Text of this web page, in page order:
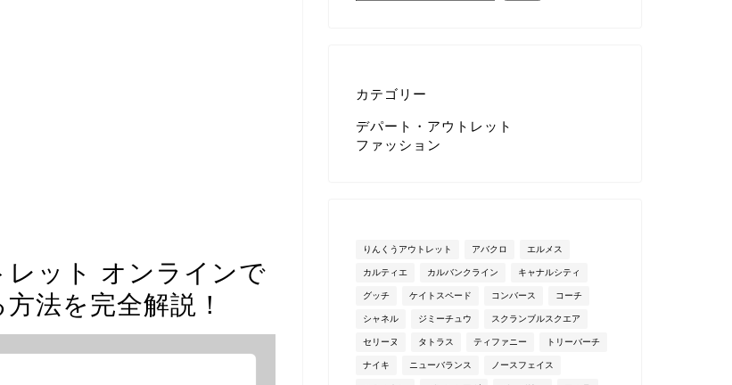
ット オンラインで
法を完全解説！
カテゴリー
デパート・アウトレット
ファッション
りんくうアウトレット アバクロ エルメス
カルティエ カルバンクライン キャナルシティ
グッチ ケイトスペード コンバース コーチ
シャネル ジミーチュウ スクランブルスクエア
セリーヌ タトラス ティファニー トリーバーチ
ナイキ ニューバランス ノースフェイス